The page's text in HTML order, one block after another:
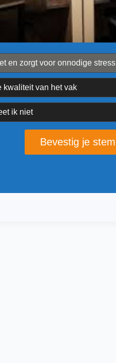
en zorgt voor onnodige stress
kwaliteit van het vak
ik niet